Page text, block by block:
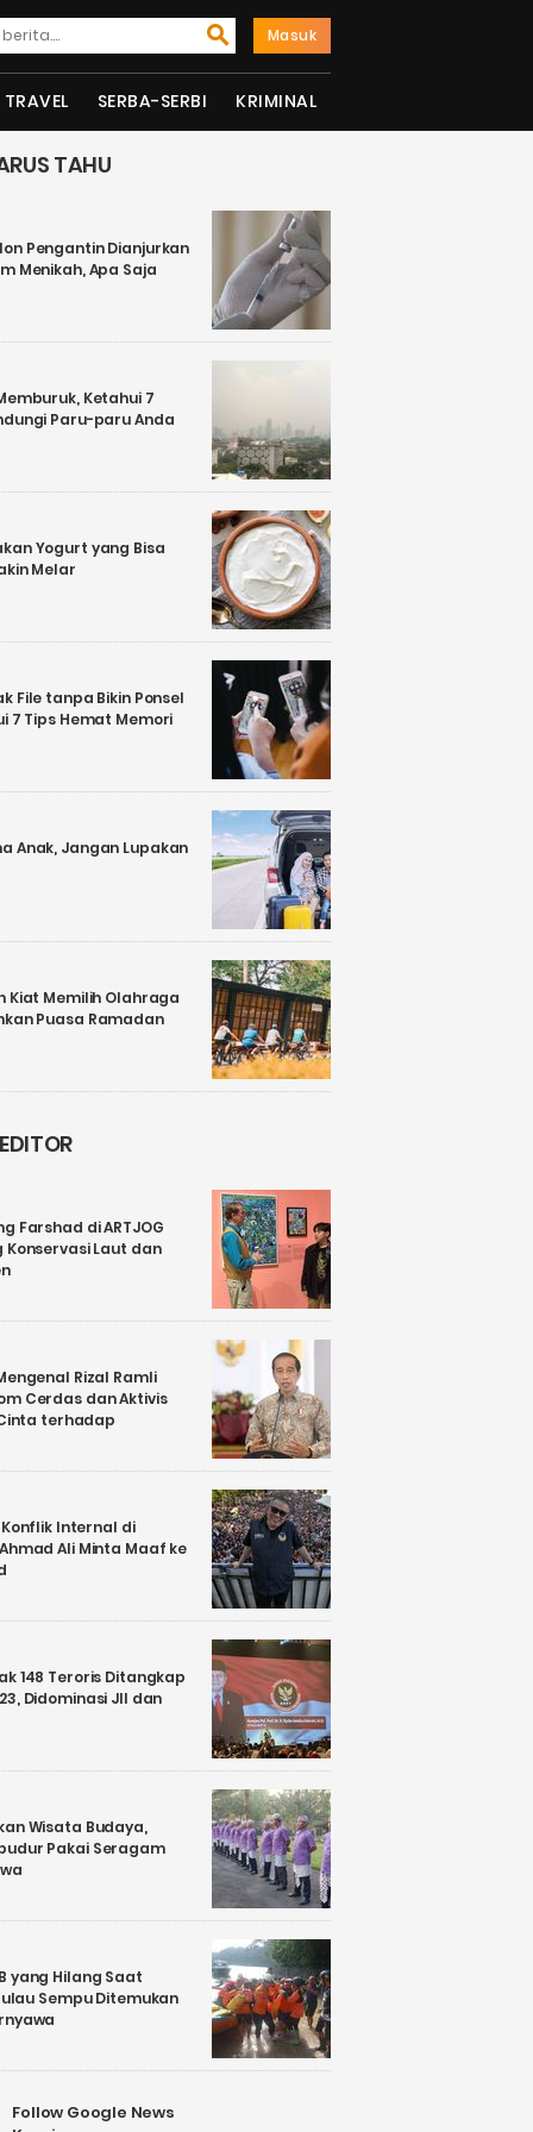
Masuk
TRAVEL SERBA-SERBI KRIMINAL
TAHU
Pengantin Dianjurkan
Menikah, Apa Saja
Ketahui 7
Paru-paru Anda
Yogurt yang Bisa
Melar
File tanpa Bikin Ponsel
7 Tips Hemat Memori
Anak, Jangan Lupakan
Kiat Memilih Olahraga
Puasa Ramadan
Farshad di ARTJOG
Konservasi Laut dan
Rizal Ramli
Cerdas dan Aktivis
terhadap
Internal di
Ali Minta Maaf ke
148 Teroris Ditangkap
Didominasi JII dan
Wisata Budaya,
Pakai Seragam
yang Hilang Saat
Sempu Ditemukan
Follow Google News